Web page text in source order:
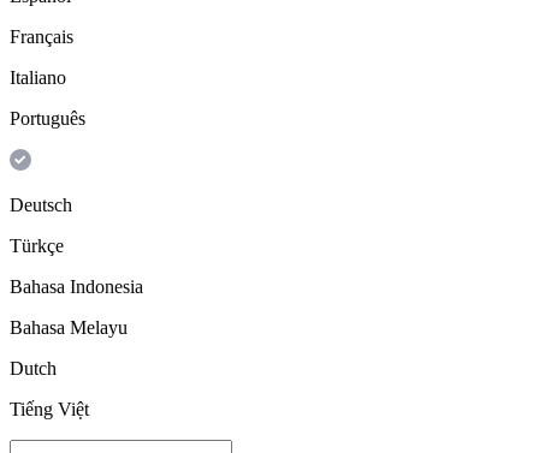
Français
Italiano
Português
Deutsch
Türkçe
Bahasa Indonesia
Bahasa Melayu
Dutch
Tiếng Việt